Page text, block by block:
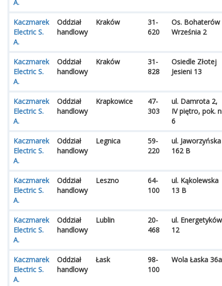
A.
Kaczmarek
Electric S.
A.
Oddział
handlowy
Kraków
31-
620
Os. Bohaterów
Września 2
Kaczmarek
Electric S.
A.
Oddział
handlowy
Kraków
31-
828
Osiedle Złotej
Jesieni 13
Kaczmarek
Electric S.
A.
Oddział
handlowy
Krapkowice
47-
303
ul. Damrota 2,
IV piętro, pok.
6
Kaczmarek
Electric S.
A.
Oddział
handlowy
Legnica
59-
220
ul. Jaworzyńska
162 B
Kaczmarek
Electric S.
A.
Oddział
handlowy
Leszno
64-
100
ul. Kąkolewska
13 B
Kaczmarek
Electric S.
A.
Oddział
handlowy
Lublin
20-
468
ul. Energetyków
12
Kaczmarek
Electric S.
A.
Oddział
handlowy
Łask
98-
100
Wola Łaska 36a